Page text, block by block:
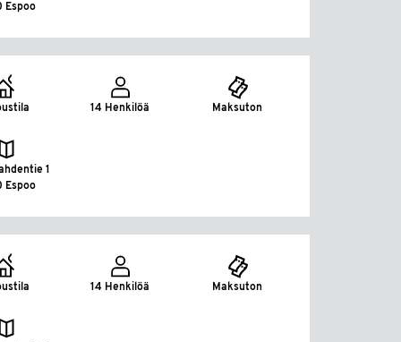
Espoo
14 Henkilöä Maksuton
1
Espoo
14 Henkilöä Maksuton